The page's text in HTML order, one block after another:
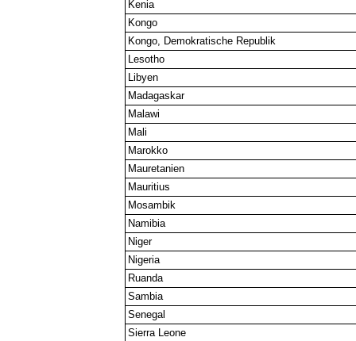
Kenia
Kongo
Kongo, Demokratische Republik
Lesotho
Libyen
Madagaskar
Malawi
Mali
Marokko
Mauretanien
Mauritius
Mosambik
Namibia
Niger
Nigeria
Ruanda
Sambia
Senegal
Sierra Leone